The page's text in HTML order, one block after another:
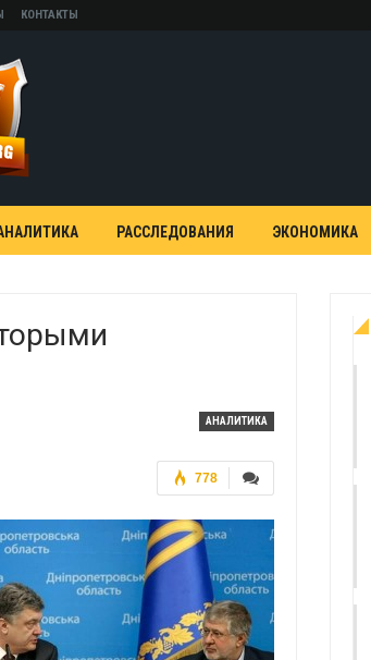
КОНТАКТЫ
РАССЛЕДОВАНИЯ ЭКОНОМИКА
АНАЛИТИКА
778